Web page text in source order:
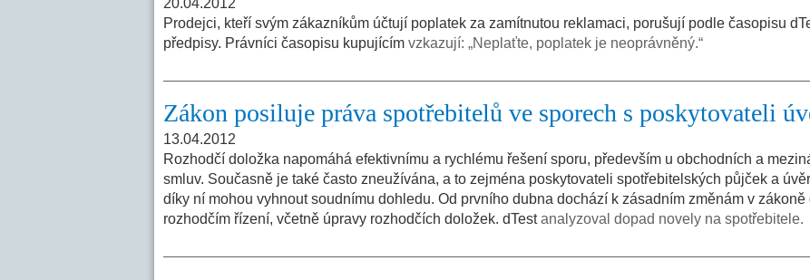
20.04.2012
Prodejci, kteří svým zákazníkům účtují poplatek za zamítnutou reklamaci, porušují podle časopisu
předpisy. Právníci časopisu kupujícím vzkazují: „Neplaťte, poplatek je neoprávněný.“
Zákon posiluje práva spotřebitelů ve sporech s poskytovateli
13.04.2012
Rozhodčí doložka napomáhá efektivnímu a rychlému řešení sporu, především u obchodních a
smluv. Současně je také často zneužívána, a to zejména poskytovateli spotřebitelských půjček a
díky ní mohou vyhnout soudnímu dohledu. Od prvního dubna dochází k zásadním změnám v zákoně
rozhodčím řízení, včetně úpravy rozhodčích doložek. dTestanalyzoval dopad novely na spotřebitele.